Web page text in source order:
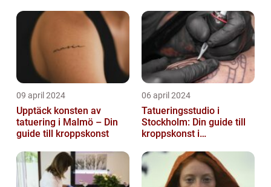
09 april 2024
Upptäck konsten av
tatuering i Malmö – Din
guide till kroppskonst
06 april 2024
Tatueringsstudio i
Stockholm: Din guide till
kroppskonst i